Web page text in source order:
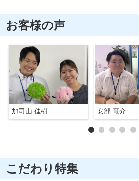
お客様の声
加司山 佳樹 安部 竜介
こだわり特集